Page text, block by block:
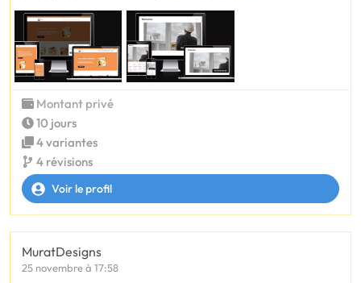
Montant privé
10 jours
4 variantes
4 révisions
Voir le profil
MuratDesigns
25 novembre à 17:58